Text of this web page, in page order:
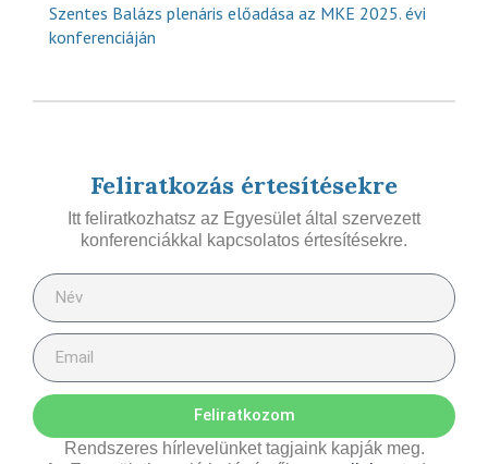
Szentes Balázs plenáris előadása az MKE 2025. évi
konferenciáján
Feliratkozás értesítésekre
Itt feliratkozhatsz az Egyesület által szervezett
konferenciákkal kapcsolatos értesítésekre.
Feliratkozom
Rendszeres hírlevelünket tagjaink kapják meg.